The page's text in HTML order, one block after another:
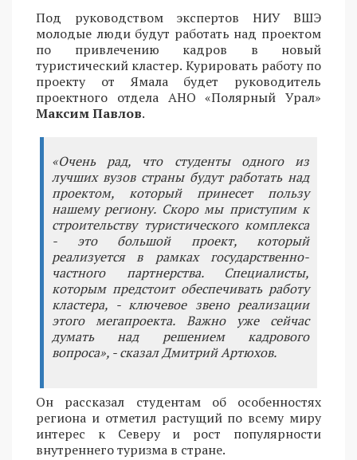
Под руководством экспертов НИУ ВШЭ
молодые люди будут работать над проектом
по привлечению кадров в новый
туристический кластер. Курировать работу по
проекту от Ямала будет руководитель
проектного отдела АНО «Полярный Урал»
Максим Павлов.
«Очень рад, что студенты одного из
лучших вузов страны будут работать над
проектом, который принесет пользу
нашему региону. Скоро мы приступим к
строительству туристического комплекса
- это большой проект, который
реализуется в рамках государственно-
частного партнерства. Специалисты,
которым предстоит обеспечивать работу
кластера, - ключевое звено реализации
этого мегапроекта. Важно уже сейчас
думать над решением кадрового
вопроса», - сказал Дмитрий Артюхов.
Он рассказал студентам об особенностях
региона и отметил растущий по всему миру
интерес к Северу и рост популярности
внутреннего туризма в стране.